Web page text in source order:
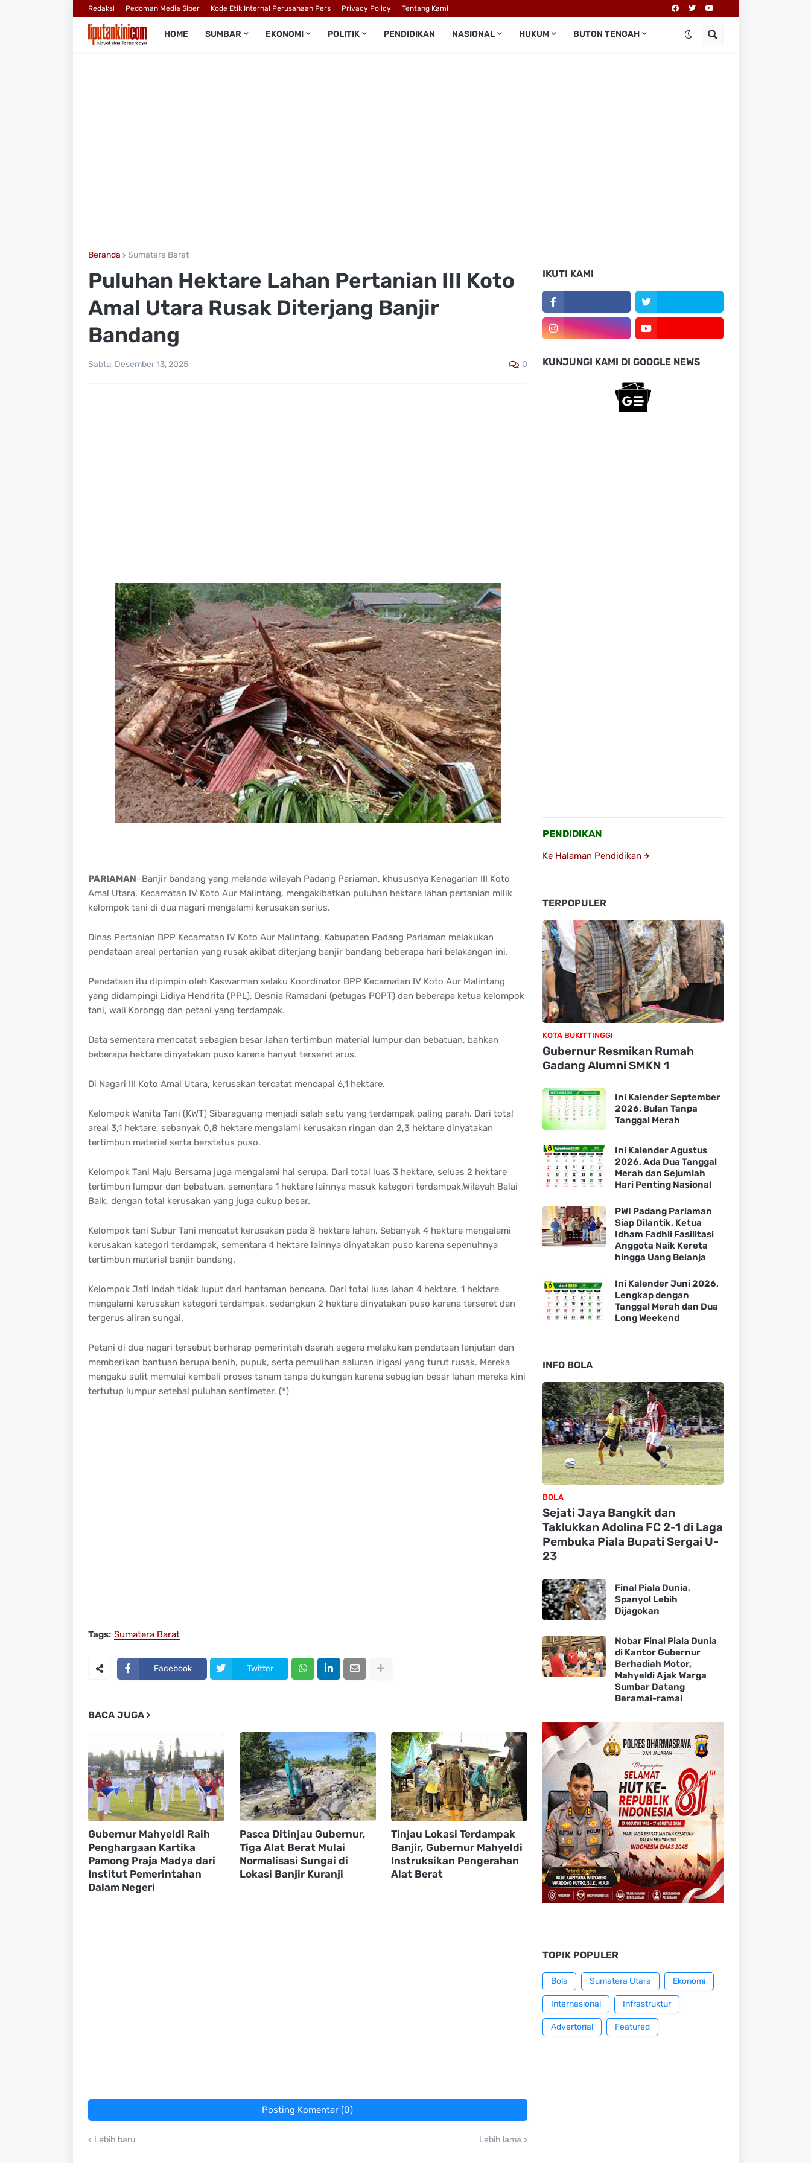
Redaksi Pedoman Media Siber Kode Etik Internal Perusahaan Pers Privacy Policy Tentang Kami
HOME SUMBAR EKONOMI POLITIK PENDIDIKAN NASIONAL HUKUM BUTON TENGAH
Beranda Sumatera Barat
Puluhan Hektare Lahan Pertanian III Koto
Amal Utara Rusak Diterjang Banjir
Bandang
Sabtu, Desember 13, 2025 0
PARIAMAN–Banjir bandang yang melanda wilayah Padang Pariaman, khususnya Kenagarian III Koto
Amal Utara, Kecamatan IV Koto Aur Malintang, mengakibatkan puluhan hektare lahan pertanian milik
kelompok tani di dua nagari mengalami kerusakan serius.
Dinas Pertanian BPP Kecamatan IV Koto Aur Malintang, Kabupaten Padang Pariaman melakukan
pendataan areal pertanian yang rusak akibat diterjang banjir bandang beberapa hari belakangan ini.
Pendataan itu dipimpin oleh Kaswarman selaku Koordinator BPP Kecamatan IV Koto Aur Malintang
yang didampingi Lidiya Hendrita (PPL), Desnia Ramadani (petugas POPT) dan beberapa ketua kelompok
tani, wali Korongg dan petani yang terdampak.
Data sementara mencatat sebagian besar lahan tertimbun material lumpur dan bebatuan, bahkan
beberapa hektare dinyatakan puso karena hanyut terseret arus.
Di Nagari III Koto Amal Utara, kerusakan tercatat mencapai 6,1 hektare.
Kelompok Wanita Tani (KWT) Sibaraguang menjadi salah satu yang terdampak paling parah. Dari total
areal 3,1 hektare, sebanyak 0,8 hektare mengalami kerusakan ringan dan 2,3 hektare dinyatakan
tertimbun material serta berstatus puso.
Kelompok Tani Maju Bersama juga mengalami hal serupa. Dari total luas 3 hektare, seluas 2 hektare
tertimbun lumpur dan bebatuan, sementara 1 hektare lainnya masuk kategori terdampak.Wilayah Balai
Balk, dengan total kerusakan yang juga cukup besar.
Kelompok tani Subur Tani mencatat kerusakan pada 8 hektare lahan. Sebanyak 4 hektare mengalami
kerusakan kategori terdampak, sementara 4 hektare lainnya dinyatakan puso karena sepenuhnya
tertimbun material banjir bandang.
Kelompok Jati Indah tidak luput dari hantaman bencana. Dari total luas lahan 4 hektare, 1 hektare
mengalami kerusakan kategori terdampak, sedangkan 2 hektare dinyatakan puso karena terseret dan
tergerus aliran sungai.
Petani di dua nagari tersebut berharap pemerintah daerah segera melakukan pendataan lanjutan dan
memberikan bantuan berupa benih, pupuk, serta pemulihan saluran irigasi yang turut rusak. Mereka
mengaku sulit memulai kembali proses tanam tanpa dukungan karena sebagian besar lahan mereka kini
tertutup lumpur setebal puluhan sentimeter. (*)
Tags: Sumatera Barat
Facebook Twitter
BACA JUGA
Gubernur Mahyeldi Raih
Penghargaan Kartika
Pamong Praja Madya dari
Institut Pemerintahan
Dalam Negeri
Pasca Ditinjau Gubernur,
Tiga Alat Berat Mulai
Normalisasi Sungai di
Lokasi Banjir Kuranji
Tinjau Lokasi Terdampak
Banjir, Gubernur Mahyeldi
Instruksikan Pengerahan
Alat Berat
Posting Komentar (0)
Lebih baru Lebih lama
IKUTI KAMI
KUNJUNGI KAMI DI GOOGLE NEWS
PENDIDIKAN
Ke Halaman Pendidikan
TERPOPULER
KOTA BUKITTINGGI
Gubernur Resmikan Rumah
Gadang Alumni SMKN 1
Ini Kalender September
2026, Bulan Tanpa
Tanggal Merah
Ini Kalender Agustus
2026, Ada Dua Tanggal
Merah dan Sejumlah
Hari Penting Nasional
PWI Padang Pariaman
Siap Dilantik, Ketua
Idham Fadhli Fasilitasi
Anggota Naik Kereta
hingga Uang Belanja
Ini Kalender Juni 2026,
Lengkap dengan
Tanggal Merah dan Dua
Long Weekend
INFO BOLA
BOLA
Sejati Jaya Bangkit dan
Taklukkan Adolina FC 2-1 di Laga
Pembuka Piala Bupati Sergai U-
23
Final Piala Dunia,
Spanyol Lebih
Dijagokan
Nobar Final Piala Dunia
di Kantor Gubernur
Berhadiah Motor,
Mahyeldi Ajak Warga
Sumbar Datang
Beramai-ramai
TOPIK POPULER
Bola Sumatera Utara Ekonomi
Internasional Infrastruktur
Advertorial Featured